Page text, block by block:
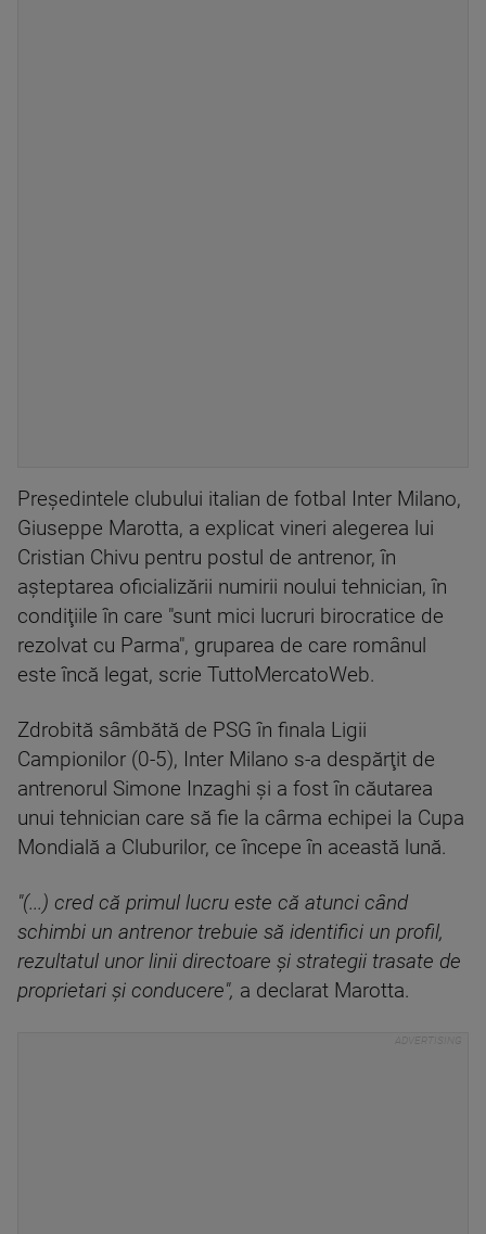
Preşedintele clubului italian de fotbal Inter Milano,
Giuseppe Marotta, a explicat vineri alegerea lui
Cristian Chivu pentru postul de antrenor, în
aşteptarea oficializării numirii noului tehnician, în
condiţiile în care "sunt mici lucruri birocratice de
rezolvat cu Parma", gruparea de care românul
este încă legat, scrie TuttoMercatoWeb.
Zdrobită sâmbătă de PSG în finala Ligii
Campionilor (0-5), Inter Milano s-a despărţit de
antrenorul Simone Inzaghi şi a fost în căutarea
unui tehnician care să fie la cârma echipei la Cupa
Mondială a Cluburilor, ce începe în această lună.
"(...) cred că primul lucru este că atunci când
schimbi un antrenor trebuie să identifici un profil,
rezultatul unor linii directoare şi strategii trasate de
proprietari şi conducere", a declarat Marotta.